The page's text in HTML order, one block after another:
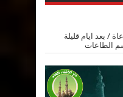
/ بعد ايام قليلة
الطاعات